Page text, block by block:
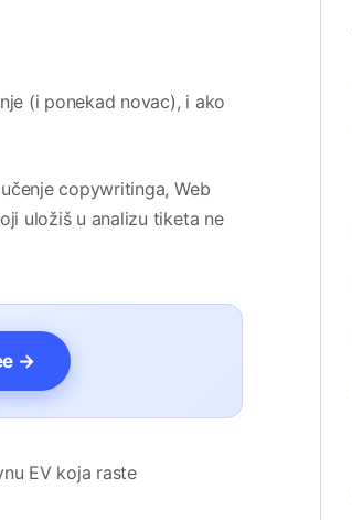
(i ponekad novac), i ako
copywritinga, Web
uložiš u analizu tiketa ne
→
EV koja raste